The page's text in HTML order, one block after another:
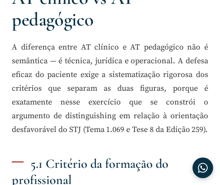
pedagógico
A diferença entre AT clínico e AT pedagógico não é
semântica — é técnica, jurídica e operacional. A defesa
eficaz do paciente exige a sistematização rigorosa dos
critérios que separam as duas figuras, porque é
exatamente nesse exercício que se constrói o
argumento de distinguishing em relação à orientação
desfavorável do STJ (Tema 1.069 e Tese 8 da Edição 259).
5.1 Critério da formação do
profissional